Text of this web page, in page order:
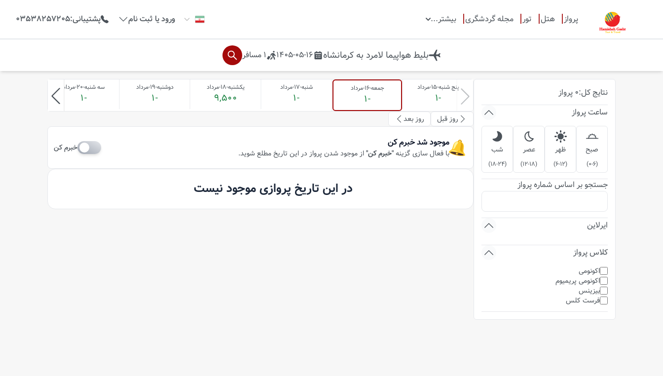
پرواز هتل تور مجله گردشگری بیشتر... ورود یا ثبت نام پشتیبانی:
03538257205
بلیط هواپیما لامرد به کرمانشاه 1405-05-16
1 مسافر
نتایج کل:
0 پرواز
ساعت پرواز
صبح
(
0-6
)
ظهر
(
6-12
)
عصر
(
12-18
)
شب
(
18-24
)
جستجو بر اساس شماره پرواز
ایرلاین
کلاس پرواز
اکونومی
اکونومی پریمیوم
بیزینس
فرست کلس
پنج شنبه-15-مرداد
-1
جمعه-16-مرداد
-1
شنبه-17-مرداد
-1
یکشنبه-18-مرداد
9,500
دوشنبه-19-مرداد
-1
سه شنبه-20-مرداد
-1
روز قبل روز بعد
موجود شد خبرم کن
با فعال سازی گزینه"خبرم کن"از موجود شدن پرواز در این تاریخ مطلع شوید.
خبرم کن
در این تاریخ پروازی موجود نیست